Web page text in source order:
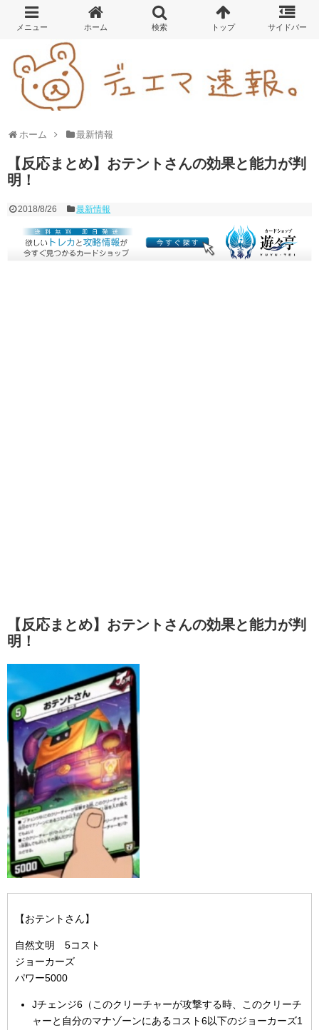
ホーム 最新情報
【反応まとめ】おテントさんの効果と能力が判
明！
2018/8/26 最新情報
【反応まとめ】おテントさんの効果と能力が判
明！
【おテントさん】
自然文明 5コスト
ジョーカーズ
パワー5000
Jチェンジ6（このクリーチャーが攻撃する時、このクリーチ
ャーと自分のマナゾーンにあるコスト6以下のジョーカーズ1